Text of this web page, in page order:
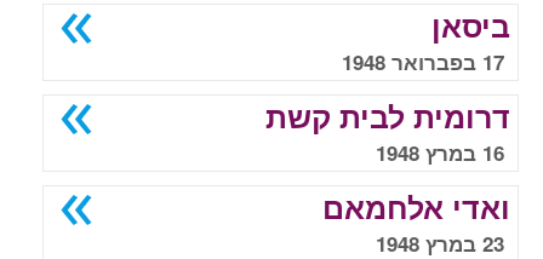
ביסאן
17 בפברואר 1948
דרומית לבית קשת
16 במרץ 1948
ואדי אלחמאם
23 במרץ 1948